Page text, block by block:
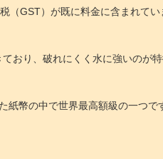
（GST）が既に料金に含まれてい
おり、破れにくく水に強いのが特
幣の中で世界最高額級の一つで